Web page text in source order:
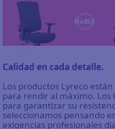
Calidad en cada detalle.
Los productos Lyreco
para rendir al máximo. Los
para garantizar su
seleccionamos pensando
exigencias profesionales